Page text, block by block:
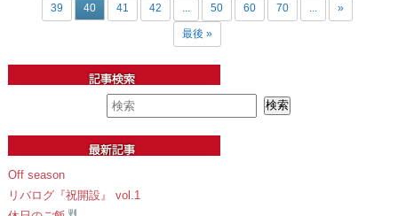
39 40 41 42 50 60 70 »
最後 »
Off season
リバログ『祝開設』 vol.1